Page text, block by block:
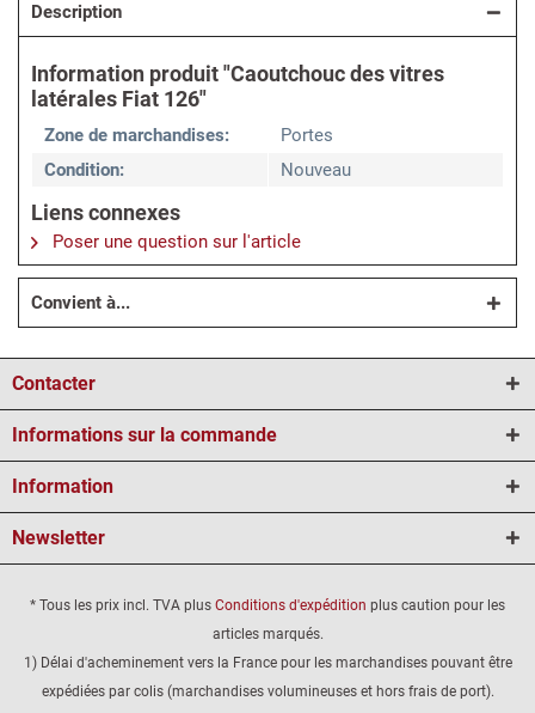
Description
Information produit "Caoutchouc des vitres
latérales Fiat 126"
Zone de marchandises:
Portes
Condition:
Nouveau
Liens connexes
Poser une question sur l'article
Convient à...
Contacter
Informations sur la commande
Information
Newsletter
* Tous les prix incl. TVA plus Conditions d'expédition plus caution pour les
articles marqués.
1) Délai d'acheminement vers la France pour les marchandises pouvant être
expédiées par colis (marchandises volumineuses et hors frais de port).